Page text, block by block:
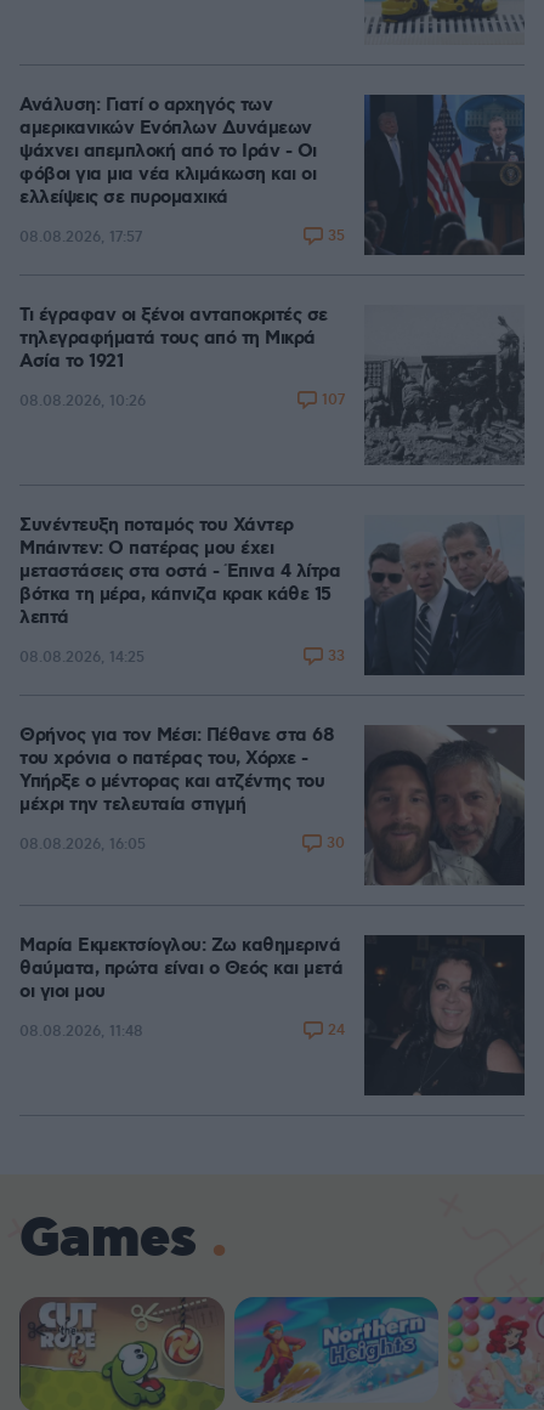
Ανάλυση: Γιατί ο αρχηγός των
αμερικανικών Ενόπλων Δυνάμεων
ψάχνει απεμπλοκή από το Ιράν - Οι
φόβοι για μια νέα κλιμάκωση και οι
ελλείψεις σε πυρομαχικά
08.08.2026, 17:57 35
Τι έγραφαν οι ξένοι ανταποκριτές σε
τηλεγραφήματά τους από τη Μικρά
Ασία το 1921
08.08.2026, 10:26 107
Συνέντευξη ποταμός του Χάντερ
Μπάιντεν: Ο πατέρας μου έχει
μεταστάσεις στα οστά - Έπινα 4 λίτρα
βότκα τη μέρα, κάπνιζα κρακ κάθε 15
λεπτά
08.08.2026, 14:25 33
Θρήνος για τον Μέσι: Πέθανε στα 68
του χρόνια ο πατέρας του, Χόρχε -
Υπήρξε ο μέντορας και ατζέντης του
μέχρι την τελευταία στιγμή
08.08.2026, 16:05 30
Μαρία Εκμεκτσίογλου: Ζω καθημερινά
θαύματα, πρώτα είναι ο Θεός και μετά
οι γιοι μου
08.08.2026, 11:48 24
Games